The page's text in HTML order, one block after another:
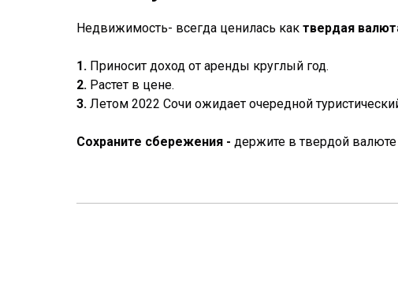
Недвижимость- всегда ценилась как твердая
1. Приносит доход от аренды круглый год.
2. Растет в цене.
3. Летом 2022 Сочи ожидает очередной
Сохраните сбережения - держите в твердой